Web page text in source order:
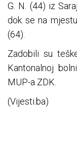
G. N. (44) iz
dok se na
(64).
Zadobili su
Kantonalnoj
MUP-a ZDK.
(Vijesti.ba)